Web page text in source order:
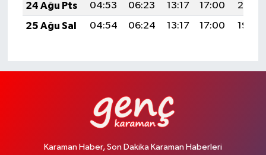
24 Ağu Pts
04:53 06:23 13:17 17:00
20:01
25 Ağu Sal
04:54 06:24 13:17 17:00 19:59
Karaman Haber, Son Dakika Karaman Haberleri